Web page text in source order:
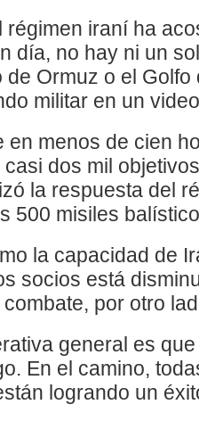
régimen iraní ha
día, no hay ni un
Ormuz o el
militar en un
en menos de cien
dos mil
la respuesta del
500 misiles
la capacidad de
socios está
por otro
general es
En el camino,
logrando un